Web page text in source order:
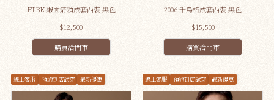
BTBK 緞面箭領成套西裝 黑色
$12,500
購買洽門市
2006 千鳥格成套西裝 黑色
$15,500
購買洽門市
線上客服 預約到店試穿 最新優惠 線上客服 預約到店試穿 最新優惠